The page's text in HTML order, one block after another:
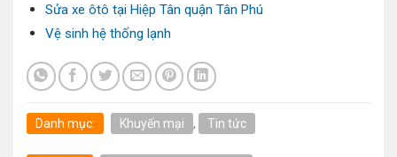
Sửa xe ôtô tại Hiệp Tân quận Tân Phú
Vệ sinh hệ thống lạnh
Danh mục: Khuyến mại , Tin tức